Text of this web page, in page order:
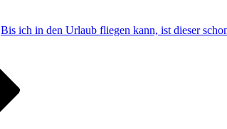
Bis ich in den Urlaub fliegen kann, ist dieser